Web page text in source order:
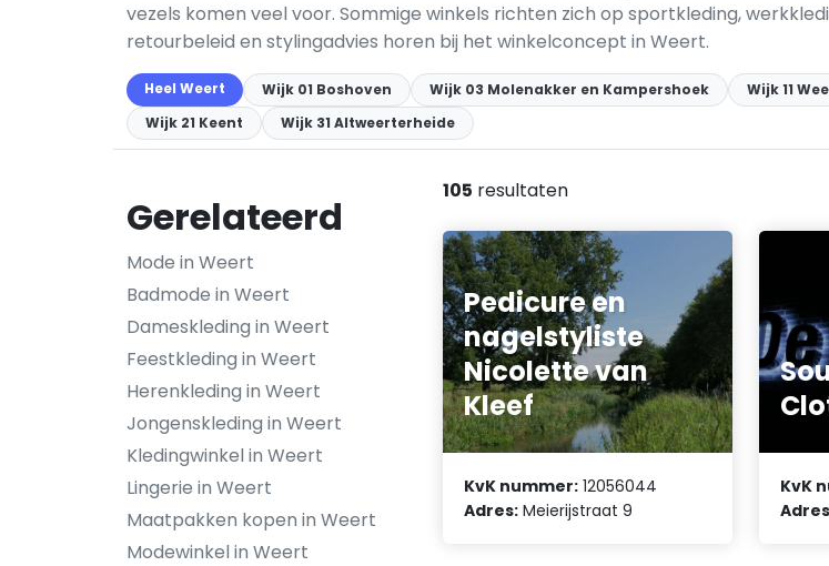
vezels komen veel voor. Sommige winkels richten zich op sportkleding,
retourbeleid en stylingadvies horen bij het winkelconcept in Weert.
Heel Weert Wijk 01 Boshoven Wijk 03 Molenakker en Kampershoek Wijk 11
Wijk 21 Keent
Wijk 31 Altweerterheide
Gerelateerd
Mode in Weert
Badmode in Weert
Dameskleding in Weert
Feestkleding in Weert
Herenkleding in Weert
Jongenskleding in Weert
Kledingwinkel in Weert
Lingerie in Weert
Maatpakken kopen in Weert
Modewinkel in Weert
105 resultaten
Pedicure en
nagelstyliste
Nicolette van
Kleef
KvK nummer: 12056044
Adres: Meierijstraat 9
KvK